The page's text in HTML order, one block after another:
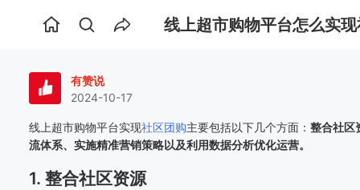
首
线上超市购物平台怎么实
有赞说
2024-10-17
线上超市购物平台实现社区团购主要包括以下几个方面： 整合社区
流体系、实施精准营销策略以及利用数据分析优化运营。
1. 整合社区资源